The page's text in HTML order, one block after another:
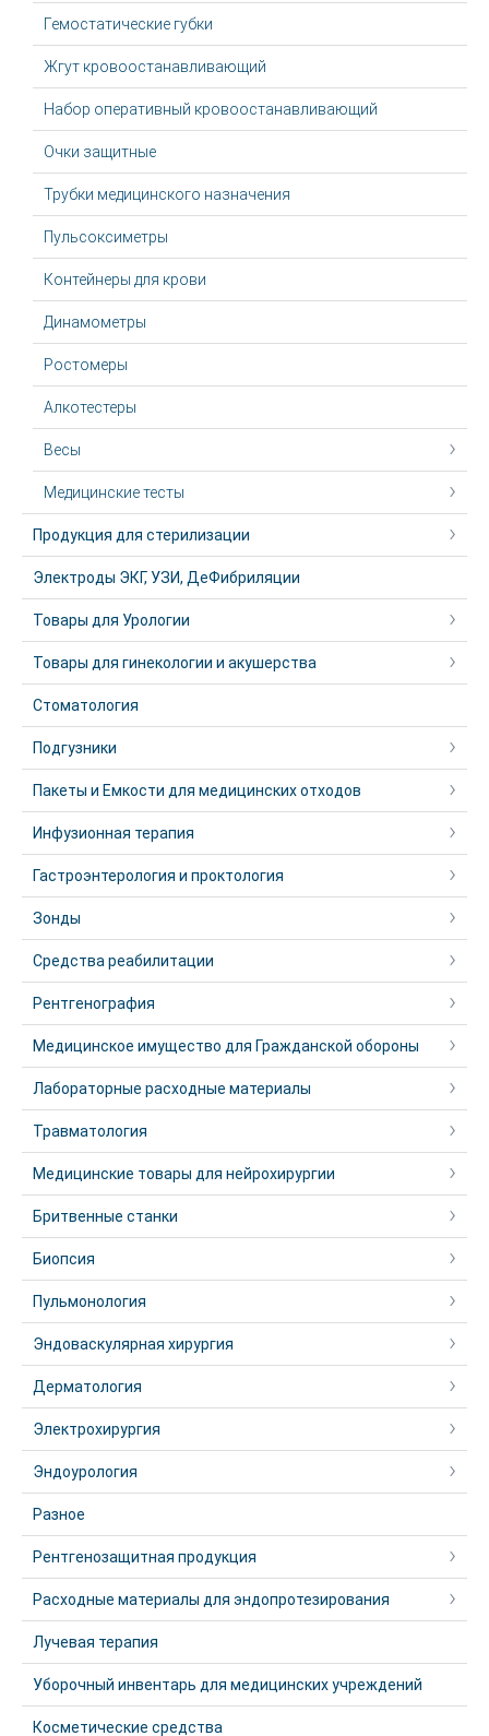
Гемостатические губки
Жгут крoвooстaнaвливaющий
Набор оперативный кровоостанавливающий
Очки защитные
Трубки медицинского назначения
Пульсоксиметры
Контейнеры для крови
Динамометры
Ростомеры
Алкотестеры
Весы
Медицинские тесты
Продукция для стерилизации
Электроды ЭКГ, УЗИ, ДеФибриляции
Товары для Урологии
Товары для гинекологии и акушерства
Стоматология
Подгузники
Пакеты и Емкости для медицинских отходов
Инфузионная терапия
Гастроэнтерология и проктология
Зонды
Средства реабилитации
Рентгенография
Медицинское имущество для Гражданской обороны
Лабораторные расходные материалы
Травматология
Медицинские товары для нейрохирургии
Бритвенные станки
Биопсия
Пульмонология
Эндоваскулярная хирургия
Дерматология
Электрохирургия
Эндоурология
Разное
Рентгенозащитная продукция
Расходные материалы для эндопротезирования
Лучевая терапия
Уборочный инвентарь для медицинских учреждений
Косметические средства